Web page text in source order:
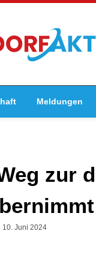
Meldungen
zur
10. Juni 2024